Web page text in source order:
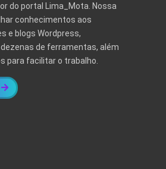
do portal Lima_Mota. Nossa
conhecimentos aos
e blogs Wordpress,
de ferramentas, além
para facilitar o trabalho.